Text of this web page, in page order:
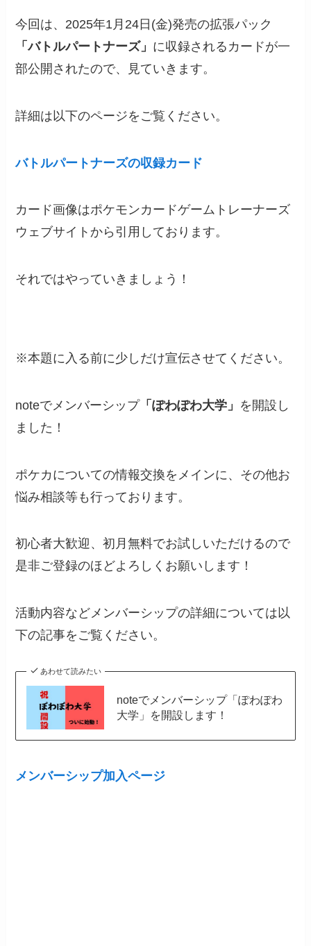
今回は、2025年1月24日(金)発売の拡張パック
「バトルパートナーズ」 に収録されるカードが一
部公開されたので、見ていきます。
詳細は以下のページをご覧ください。
バトルパートナーズの収録カード
カード画像はポケモンカードゲームトレーナーズ
ウェブサイトから引用しております。
それではやっていきましょう！
※本題に入る前に少しだけ宣伝させてください。
noteでメンバーシップ「ぽわぽわ大学」 を開設し
ました！
ポケカについての情報交換をメインに、その他お
悩み相談等も行っております。
初心者大歓迎、初月無料でお試しいただけるので
是非ご登録のほどよろしくお願いします！
活動内容などメンバーシップの詳細については以
下の記事をご覧ください。
あわせて読みたい
noteでメンバーシップ「ぽわぽわ
大学」を開設します！
メンバーシップ加入ページ